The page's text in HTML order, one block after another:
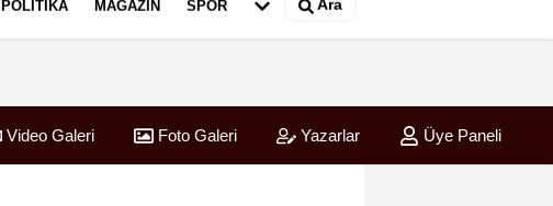
POLITIKA MAGAZIN SPOR Ara
Video Galeri Foto Galeri Yazarlar Üye Paneli